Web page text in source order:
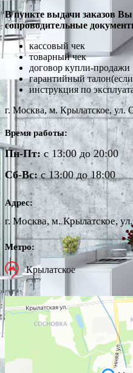
В пункте выдачи заказов
сопроводительные
кассовый чек
товарный чек
договор купли-продажи
гарантийный
инструкция по
г. Москва, м. Крылатское, ул.
Время работы:
Пн-Пт:с 13:00 до 20:00
Сб-Вс:с 13:00 до 18:00
Адрес:
г. Москва, м. Крылатское,
Метро:
Крылатское